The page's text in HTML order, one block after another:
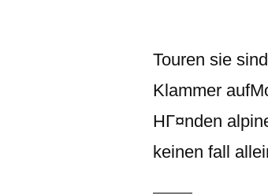
Touren sie
Klammer
HГ¤nden
keinen fall